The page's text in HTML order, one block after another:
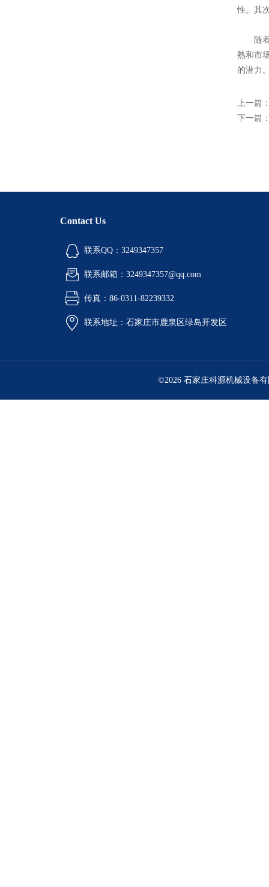
性。其
随着
熟和市
的潜力
上一篇
下一篇
Contact Us
联系QQ：3249347357
联系邮箱：3249347357@qq.com
传真：86-0311-82239332
联系地址：石家庄市鹿泉区绿岛开发区
©2026 石家庄科源机械设备